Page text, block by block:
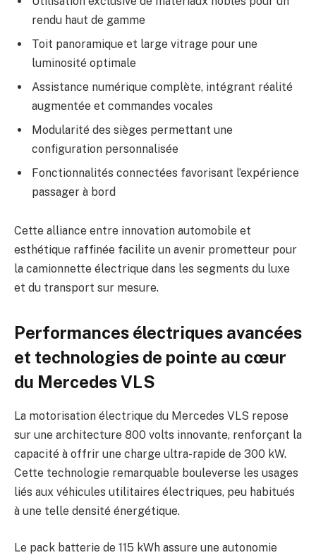
rendu haut de gamme
Toit panoramique et large vitrage pour une
luminosité optimale
Assistance numérique complète, intégrant réalité
augmentée et commandes vocales
Modularité des sièges permettant une
configuration personnalisée
Fonctionnalités connectées favorisant l’expérience
passager à bord
Cette alliance entre innovation automobile et
esthétique raffinée facilite un avenir prometteur pour
la camionnette électrique dans les segments du luxe
et du transport sur mesure.
Performances électriques avancées
et technologies de pointe au cœur
du Mercedes VLS
La motorisation électrique du Mercedes VLS repose
sur une architecture 800 volts innovante, renforçant la
capacité à offrir une charge ultra-rapide de 300 kW.
Cette technologie remarquable bouleverse les usages
liés aux véhicules utilitaires électriques, peu habitués
à une telle densité énergétique.
Le pack batterie de 115 kWh assure une autonomie